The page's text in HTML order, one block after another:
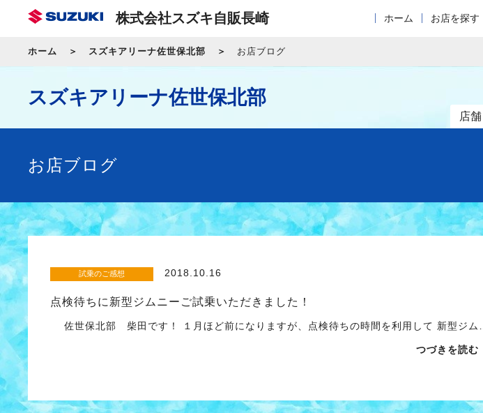
株式会社スズキ自販長崎 ホーム お店を探す
ホーム スズキアリーナ佐世保北部 お店ブログ
スズキアリーナ佐世保北部
店
お店ブログ
試乗のご感想 2018.10.16
点検待ちに新型ジムニーご試乗いただきました！
佐世保北部 柴田です！ １月ほど前になりますが、点検待ちの時間を利用して 新型ジム…
つづきを読む